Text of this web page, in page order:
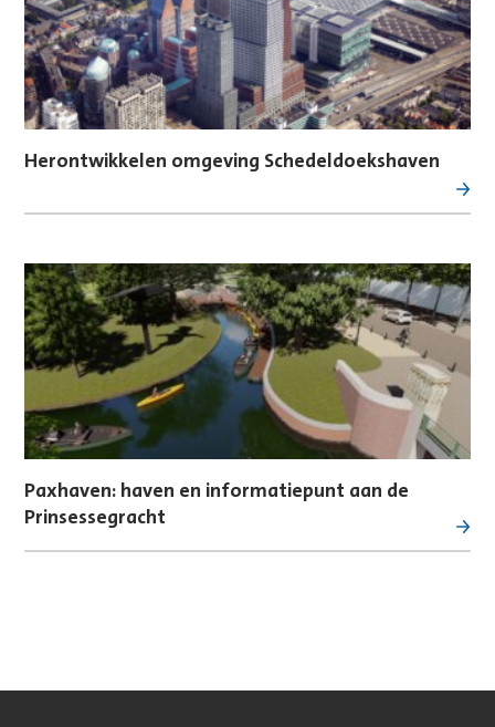
Herontwikkelen omgeving Schedeldoekshaven
Paxhaven: haven en informatiepunt aan de
Prinsessegracht